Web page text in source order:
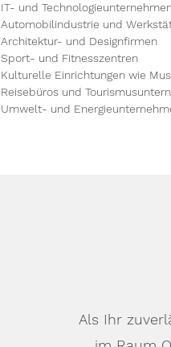
IT- und
Automobilindustrie und
Architektur- und Designfirmen
Sport- und Fitnesszentren
Kulturelle Einrichtungen wie
Reisebüros und
Umwelt- und
Als Ihr